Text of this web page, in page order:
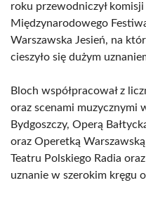
roku przewodniczył
Międzynarodowego
Warszawska Jesień, na
cieszyło się dużym
Bloch współpracował z
oraz scenami muzycznymi
Bydgoszczy, Operą
oraz Operetką
Teatru Polskiego Radia
uznanie w szerokim kręgu